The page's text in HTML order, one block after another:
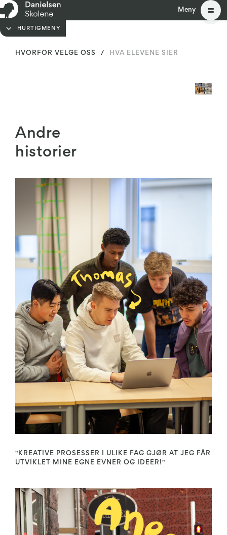
Meny
HURTIGMENY
Meny
HVORFOR VELGE OSS / HVA ELEVENE SIER
Andre
historier
"KREATIVE PROSESSER I ULIKE FAG GJØR AT JEG FÅR
UTVIKLET MINE EGNE EVNER OG IDEER!"